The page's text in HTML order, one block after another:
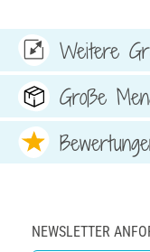
Weitere
Große
NEWSLETTER